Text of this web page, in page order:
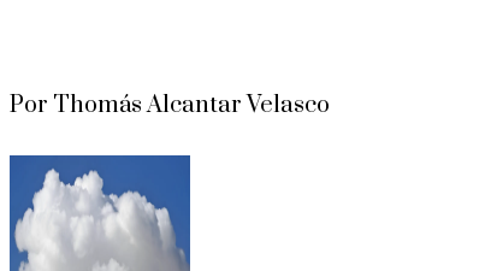
Por Thomás Alcantar Velasco